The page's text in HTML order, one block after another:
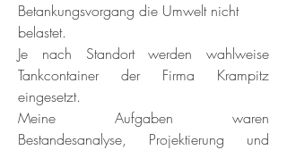
Betankungsvorgang die Umwelt nicht
belastet.
Je nach Standort werden wahlweise
Tankcontainer der Firma Krampitz
eingesetzt.
Meine Aufgaben waren
Bestandesanalyse, Projektierung und